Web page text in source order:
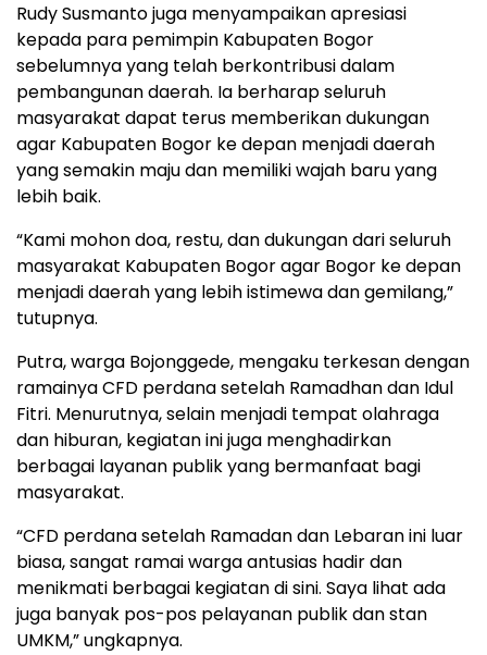
Rudy Susmanto juga menyampaikan apresiasi
kepada para pemimpin Kabupaten Bogor
sebelumnya yang telah berkontribusi dalam
pembangunan daerah. Ia berharap seluruh
masyarakat dapat terus memberikan dukungan
agar Kabupaten Bogor ke depan menjadi daerah
yang semakin maju dan memiliki wajah baru yang
lebih baik.
“Kami mohon doa, restu, dan dukungan dari seluruh
masyarakat Kabupaten Bogor agar Bogor ke depan
menjadi daerah yang lebih istimewa dan gemilang,”
tutupnya.
Putra, warga Bojonggede, mengaku terkesan dengan
ramainya CFD perdana setelah Ramadhan dan Idul
Fitri. Menurutnya, selain menjadi tempat olahraga
dan hiburan, kegiatan ini juga menghadirkan
berbagai layanan publik yang bermanfaat bagi
masyarakat.
“CFD perdana setelah Ramadan dan Lebaran ini luar
biasa, sangat ramai warga antusias hadir dan
menikmati berbagai kegiatan di sini. Saya lihat ada
juga banyak pos-pos pelayanan publik dan stan
UMKM,” ungkapnya.